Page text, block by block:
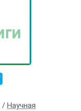
/ Научная